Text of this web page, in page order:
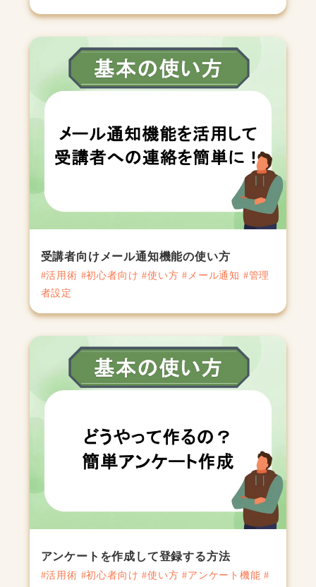
受講者向けメール通知機能の使い方
#活用術 #初心者向け #使い方 #メール通知 #管理
者設定
アンケートを作成して登録する方法
#活用術 #初心者向け #使い方 #アンケート機能 #